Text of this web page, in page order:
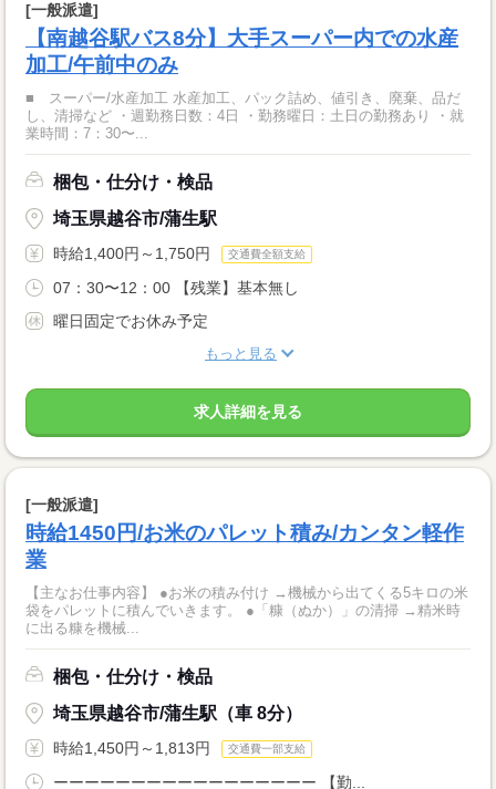
[一般派遣]
【南越谷駅バス8分】大手スーパー内での水産
加工/午前中のみ
■ スーパー/水産加工 水産加工、パック詰め、値引き、廃棄、品だ
し、清掃など ・週勤務日数：4日 ・勤務曜日：土日の勤務あり ・就
業時間：7：30〜...
梱包・仕分け・検品
埼玉県越谷市/蒲生駅
時給1,400円～1,750円 交通費全額支給
07：30〜12：00 【残業】基本無し
曜日固定でお休み予定
もっと見る
求人詳細を見る
[一般派遣]
時給1450円/お米のパレット積み/カンタン軽作
業
【主なお仕事内容】 ●お米の積み付け →機械から出てくる5キロの米
袋をパレットに積んでいきます。 ●「糠（ぬか）」の清掃 →精米時
に出る糠を機械...
梱包・仕分け・検品
埼玉県越谷市/蒲生駅（車 8分）
時給1,450円～1,813円 交通費一部支給
ーーーーーーーーーーーーーーーーー 【勤...